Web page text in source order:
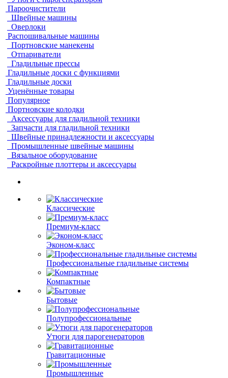
Пароочистители
Швейные машины
Оверлоки
Распошивальные машины
Портновские манекены
Отпариватели
Гладильные прессы
Гладильные доски с функциями
Гладильные доски
Уценённые товары
Популярное
Портновские колодки
Аксессуары для гладильной техники
Запчасти для гладильной техники
Швейные принадлежности и аксессуары
Промышленные швейные машины
Вязальное оборудование
Раскройные плоттеры и аксессуары
Классические
Премиум-класс
Эконом-класс
Профессиональные гладильные системы
Компактные
Бытовые
Полупрофессиональные
Утюги для парогенераторов
Гравитационные
Промышленные